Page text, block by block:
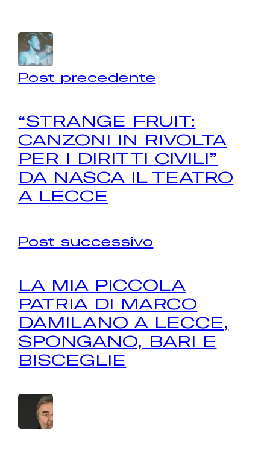
Post precedente
“STRANGE FRUIT:
CANZONI IN RIVOLTA
PER I DIRITTI CIVILI”
DA NASCA IL TEATRO
A LECCE
Post successivo
LA MIA PICCOLA
PATRIA DI MARCO
DAMILANO A LECCE,
SPONGANO, BARI E
BISCEGLIE